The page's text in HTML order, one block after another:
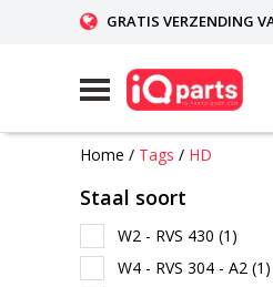
GRATIS VERZENDING
Home / Tags / HD
Staal soort
W2 - RVS 430 (1)
W4 - RVS 304 - A2 (1)